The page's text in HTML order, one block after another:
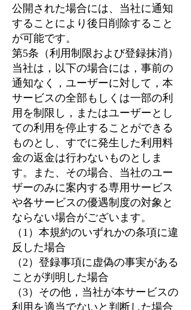
公開された場合には、当社に通知
することにより後日削除すること
が可能です。
第5条（利用制限および登録抹消）
当社は，以下の場合には，事前の
通知なく，ユーザーに対して，本
サービスの全部もしくは一部の利
用を制限し，またはユーザーとし
ての利用を停止することができる
ものとし、すでに発生した利用料
金の返金は行わないものとしま
す。また、その場合、当社のユー
ザーのみに案内する専用サービス
や各サービスの優遇制度の対象と
ならない場合がございます。
（1）本規約のいずれかの条項に違
反した場合
（2）登録事項に虚偽の事実がある
ことが判明した場合
（3）その他，当社が本サービスの
利用を適当でないと判断した場合